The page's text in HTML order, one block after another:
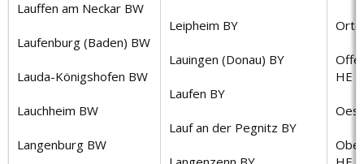
Lauffen am Neckar BW
Laufenburg (Baden) BW
Lauda-Königshofen BW
Lauchheim BW
Langenburg BW
Leipheim BY
Lauingen (Donau) BY
Laufen BY
Lauf an der Pegnitz BY
HE